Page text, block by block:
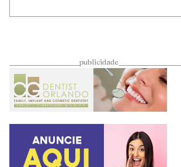
____________________publicidade___________________